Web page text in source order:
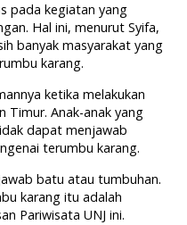
pada kegiatan yang
Hal ini, menurut Syifa,
banyak masyarakat yang
karang.
ketika melakukan
Timur. Anak-anak yang
dapat menjawab
terumbu karang.
batu atau tumbuhan.
karang itu adalah
Pariwisata UNJ ini.